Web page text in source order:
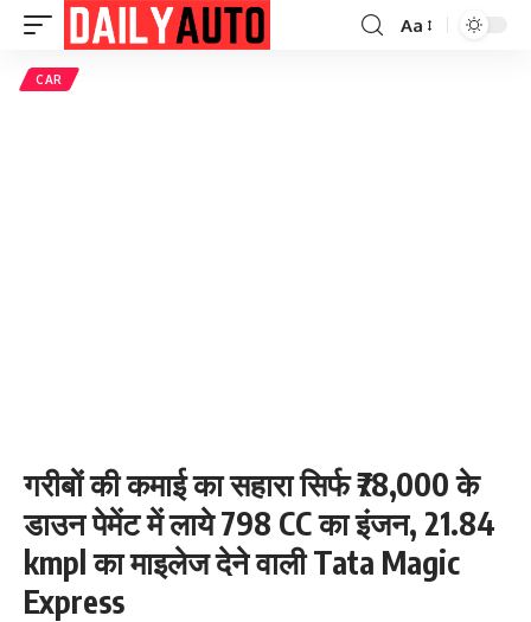
Font
Aa
CAR
गरीबों की कमाई का सहारा सिर्फ ₹78,000 के
डाउन पेमेंट में लाये 798 CC का इंजन, 21.84
kmpl का माइलेज देने वाली Tata Magic
Express